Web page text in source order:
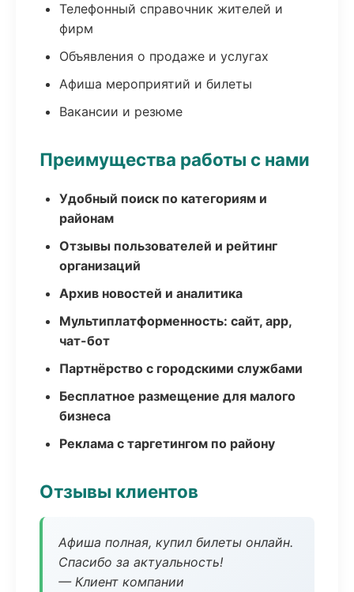
Телефонный справочник жителей и
фирм
Объявления о продаже и услугах
Афиша мероприятий и билеты
Вакансии и резюме
Преимущества работы с нами
Удобный поиск по категориям и
районам
Отзывы пользователей и рейтинг
организаций
Архив новостей и аналитика
Мультиплатформенность: сайт, app,
чат-бот
Партнёрство с городскими службами
Бесплатное размещение для малого
бизнеса
Реклама с таргетингом по району
Отзывы клиентов
Афиша полная, купил билеты онлайн.
Спасибо за актуальность!
— Клиент компании